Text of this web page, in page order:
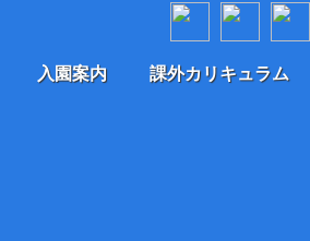
入園案内 課外カリキュラム